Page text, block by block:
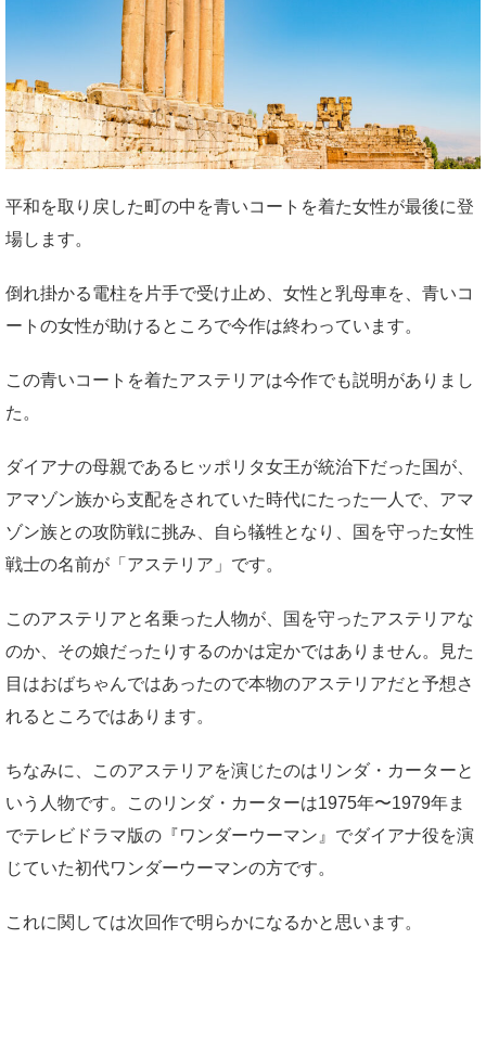
平和を取り戻した町の中を青いコートを着た女性が最後に登
場します。
倒れ掛かる電柱を片手で受け止め、女性と乳母車を、青いコ
ートの女性が助けるところで今作は終わっています。
この青いコートを着たアステリアは今作でも説明がありまし
た。
ダイアナの母親であるヒッポリタ女王が統治下だった国が、
アマゾン族から支配をされていた時代にたった一人で、アマ
ゾン族との攻防戦に挑み、自ら犠牲となり、国を守った女性
戦士の名前が「アステリア」です。
このアステリアと名乗った人物が、国を守ったアステリアな
のか、その娘だったりするのかは定かではありません。見た
目はおばちゃんではあったので本物のアステリアだと予想さ
れるところではあります。
ちなみに、このアステリアを演じたのはリンダ・カーターと
いう人物です。このリンダ・カーターは1975年〜1979年ま
でテレビドラマ版の『ワンダーウーマン』でダイアナ役を演
じていた初代ワンダーウーマンの方です。
これに関しては次回作で明らかになるかと思います。